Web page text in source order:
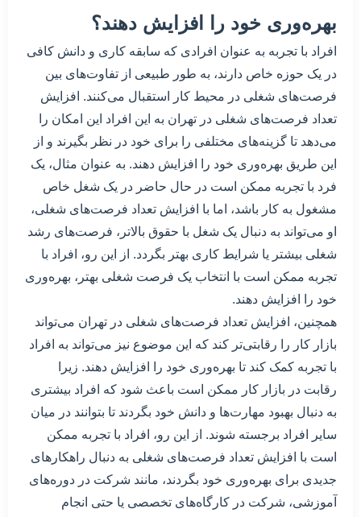
بهره‌وری خود را افزایش دهند؟
افراد با تجربه به عنوان افرادی که سابقه کاری و دانش کافی
در یک حوزه خاص دارند، به طور طبیعی از تفاوت‌های بین
فرصت‌های شغلی در محیط کار استقبال می‌کنند. افزایش
تعداد فرصت‌های شغلی در تهران به این افراد این امکان را
می‌دهد تا گزینه‌های مختلفی را برای خود در نظر بگیرند و از
این طریق بهره‌وری خود را افزایش دهند. به عنوان مثال، یک
فرد با تجربه ممکن است در حال حاضر در یک شغل خاص
مشغول به کار باشد، اما با افزایش تعداد فرصت‌های شغلی،
او می‌تواند به دنبال یک شغل با حقوق بالاتر، فرصت‌های رشد
شغلی بیشتر یا شرایط کاری بهتر بگردد. از این رو، افراد با
تجربه ممکن است با انتخاب یک فرصت شغلی بهتر، بهره‌وری
خود را افزایش دهند.
همچنین، افزایش تعداد فرصت‌های شغلی در تهران می‌تواند
بازار کار را رقابتی‌تر کند که این موضوع نیز می‌تواند به افراد
با تجربه کمک کند تا بهره‌وری خود را افزایش دهند. زیرا
رقابت در بازار کار ممکن است باعث شود که افراد بیشتری
به دنبال بهبود مهارت‌ها و دانش خود بگردند تا بتوانند در میان
سایر افراد برجسته شوند. از این رو، افراد با تجربه ممکن
است با افزایش تعداد فرصت‌های شغلی به دنبال راهکارهای
جدیدی برای بهره‌وری خود بگردند، مانند شرکت در دوره‌های
آموزشی، شرکت در کارگاه‌های تخصصی یا حتی انجام